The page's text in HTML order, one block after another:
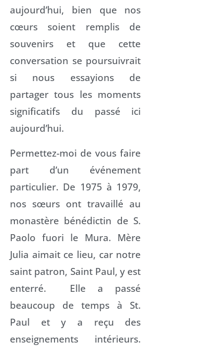
aujourd’hui, bien que nos
cœurs soient remplis de
souvenirs et que cette
conversation se poursuivrait
si nous essayions de
partager tous les moments
significatifs du passé ici
aujourd’hui.
Permettez-moi de vous faire
part d’un événement
particulier. De 1975 à 1979,
nos sœurs ont travaillé au
monastère bénédictin de S.
Paolo fuori le Mura. Mère
Julia aimait ce lieu, car notre
saint patron, Saint Paul, y est
enterré. Elle a passé
beaucoup de temps à St.
Paul et y a reçu des
enseignements intérieurs.